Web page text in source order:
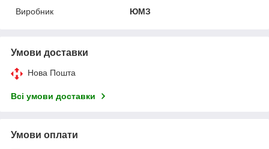
Виробник
ЮМЗ
Умови доставки
Нова Пошта
Всі умови доставки
Умови оплати